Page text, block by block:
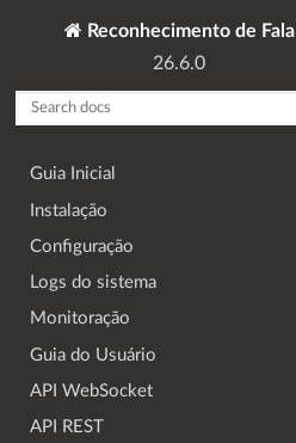
Reconhecimento de Fala
26.6.0
Guia Inicial
Instalação
Configuração
Logs do sistema
Monitoração
Guia do Usuário
API WebSocket
API REST